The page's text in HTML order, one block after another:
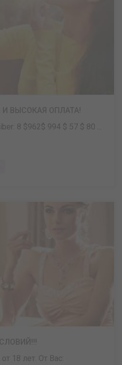
8 $962$ 994 $ 57 $ 80 ...
18 лет. От Вас: